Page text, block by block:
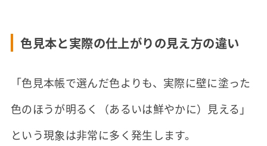
色見本と実際の仕上がりの見え方の違い
「色見本帳で選んだ色よりも、実際に壁に塗った
色のほうが明るく（あるいは鮮やかに）見える」
という現象は非常に多く発生します。